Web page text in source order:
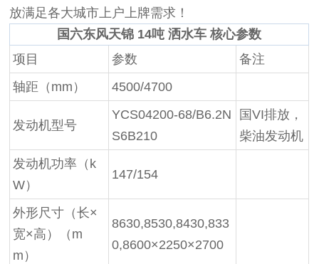
放满足各大城市上户上牌需求！
国六东风天锦 14吨 洒水车 核心参数
项目
参数
备注
轴距（mm）
4500/4700
发动机型号
YCS04200-68/B6.2N
S6B210
国VI排放，
柴油发动机
发动机功率（k
W）
147/154
外形尺寸（长×
宽×高）（m
m）
8630,8530,8430,833
0,8600×2250×2700